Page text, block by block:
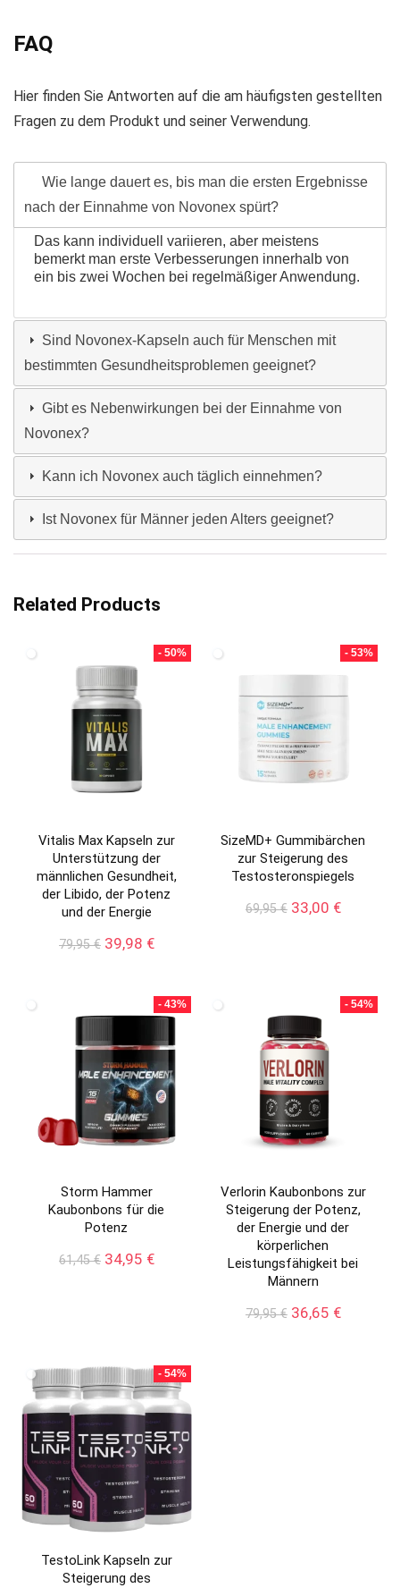
FAQ
Hier finden Sie Antworten auf die am häufigsten gestellten
Fragen zu dem Produkt und seiner Verwendung.
Wie lange dauert es, bis man die ersten Ergebnisse
nach der Einnahme von Novonex spürt?
Das kann individuell variieren, aber meistens
bemerkt man erste Verbesserungen innerhalb von
ein bis zwei Wochen bei regelmäßiger Anwendung.
Sind Novonex-Kapseln auch für Menschen mit
bestimmten Gesundheitsproblemen geeignet?
Gibt es Nebenwirkungen bei der Einnahme von
Novonex?
Kann ich Novonex auch täglich einnehmen?
Ist Novonex für Männer jeden Alters geeignet?
Related Products
- 50%
Vitalis Max Kapseln zur
Unterstützung der
männlichen Gesundheit,
der Libido, der Potenz
und der Energie
79,95€ Ursprünglicher
39,98 €Aktueller
39,98 €.
- 53%
SizeMD+ Gummibärchen
zur Steigerung des
Testosteronspiegels
69,95€ Ursprünglicher
33,00 €Aktueller
- 43%
Storm Hammer
Kaubonbons für die
Potenz
61,45€ Ursprünglicher
34,95 €Aktueller
- 54%
Verlorin Kaubonbons zur
Steigerung der Potenz,
der Energie und der
körperlichen
Leistungsfähigkeit bei
Männern
79,95€ Ursprünglicher
36,65 €Aktueller
- 54%
TestoLink Kapseln zur
Steigerung des